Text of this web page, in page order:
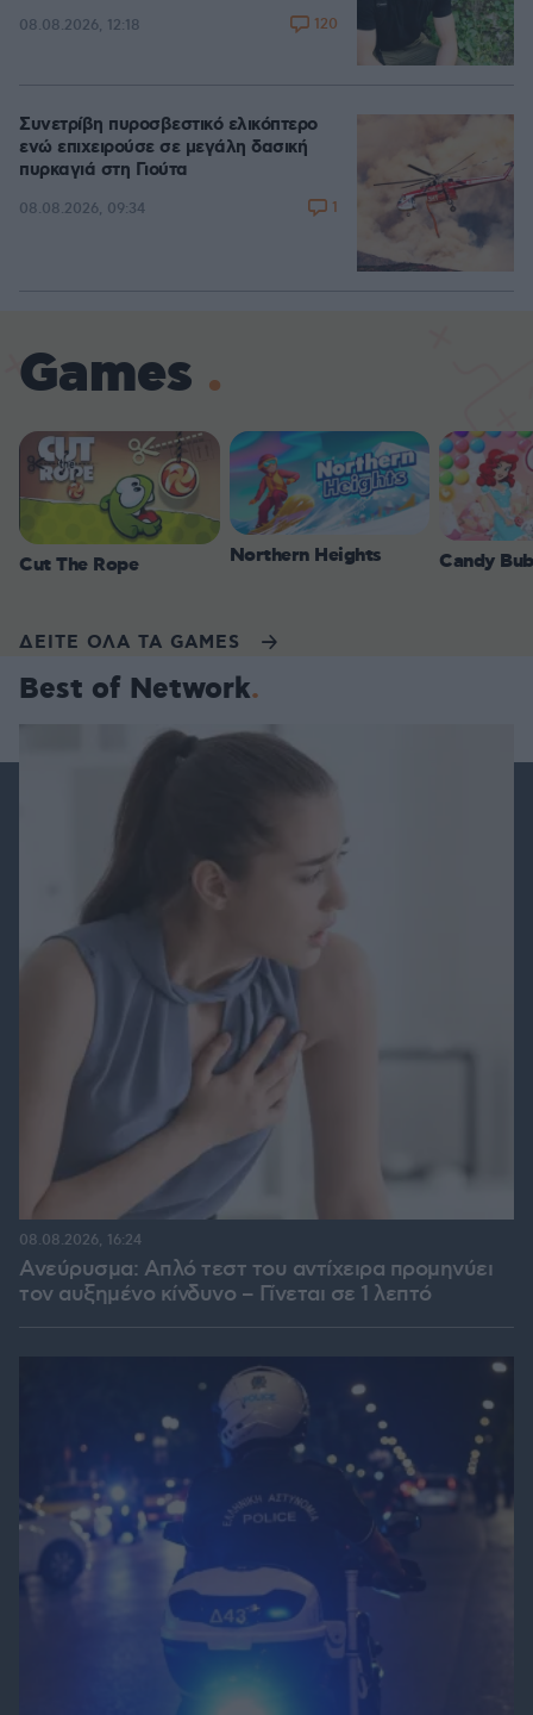
08.08.2026, 12:18 120
Συνετρίβη πυροσβεστικό ελικόπτερο
ενώ επιχειρούσε σε μεγάλη δασική
πυρκαγιά στη Γιούτα
08.08.2026, 09:34 1
Games
Cut The Rope Northern Heights Candy
ΔΕΙΤΕ ΟΛΑ ΤΑ GAMES
Best of Network
Ανεύρυσμα: Απλό τεστ του αντίχειρα προμηνύει
τον αυξημένο κίνδυνο – Γίνεται σε 1 λεπτό
08.08.2026, 16:24